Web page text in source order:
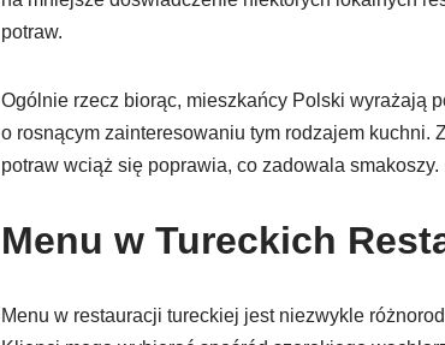
potraw.
Ogólnie rzecz biorąc, mieszkańcy Polski wyrażają
o rosnącym zainteresowaniu tym rodzajem kuchni.
potraw wciąż się poprawia, co zadowala smakoszy.
Menu w Tureckich
Menu w restauracji tureckiej jest niezwykle